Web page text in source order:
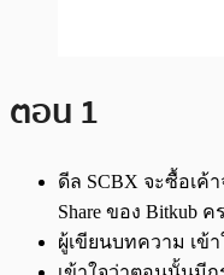
ตอน 1
ดีล SCBX จะซื้อเค้
Share ของ Bitkub
ผู้เขียนบทความ เข้